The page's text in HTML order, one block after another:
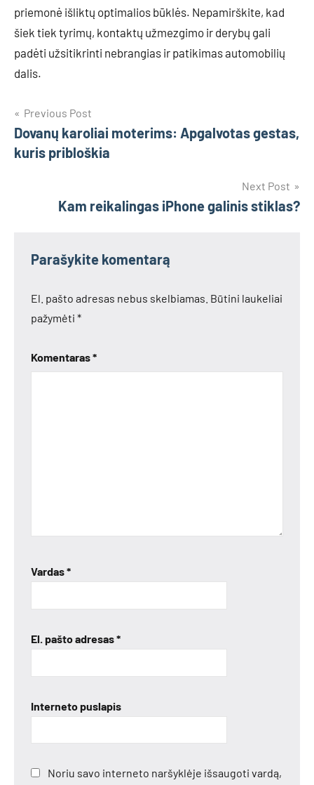
priemonė išliktų optimalios būklės. Nepamirškite, kad
šiek tiek tyrimų, kontaktų užmezgimo ir derybų gali
padėti užsitikrinti nebrangias ir patikimas automobilių
dalis.
Navigacija
tarp
Previous Post
Dovanų karoliai moterims: Apgalvotas gestas,
kuris pribloškia
Next Post
Kam reikalingas iPhone galinis stiklas?
Parašykite komentarą
El. pašto adresas nebus skelbiamas. Būtini laukeliai
pažymėti *
Komentaras*
Vardas*
El. pašto adresas*
Interneto puslapis
Noriu savo interneto naršyklėje išsaugoti vardą,